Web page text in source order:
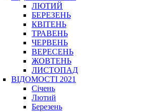
ЛЮТИЙ
БЕРЕЗЕНЬ
КВІТЕНЬ
ТРАВЕНЬ
ЧЕРВЕНЬ
ВЕРЕСЕНЬ
ЖОВТЕНЬ
ЛИСТОПАД
ВІДОМОСТІ 2021
Січень
Лютий
Березень